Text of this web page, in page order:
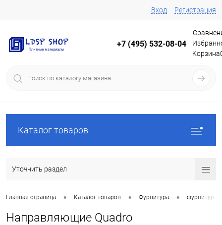
Вход Регистрация
+7 (495) 532-08-04
Корзина
Каталог товаров
Уточнить раздел
Главная страница • Каталог товаров • Фурнитура • фурнитура
Направляющие Quadro